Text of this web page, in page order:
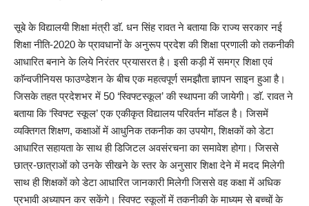
सूबे के विद्यालयी शिक्षा मंत्री डाॅ. धन सिंह रावत ने बताया कि राज्य सरकार नई
शिक्षा नीति-2020 के प्रावधानों के अनुरूप प्रदेश की शिक्षा प्रणाली को तकनीकी
आधारित बनाने के लिये निरंतर प्रयासरत है। इसी कड़ी में समग्र शिक्षा एवं
काॅन्वजीनियस फाउण्डेशन के बीच एक महत्वपूर्ण समझौता ज्ञापन साइन हुआ है।
जिसके तहत प्रदेशभर में 50 ‘स्विफ्टस्कूल’ की स्थापना की जायेगी। डाॅ. रावत ने
बताया कि ‘स्विफ्ट स्कूल’ एक एकीकृत विद्यालय परिवर्तन माॅडल है। जिसमें
व्यक्तिगत शिक्षण, कक्षाओं में आधुनिक तकनीक का उपयोग, शिक्षकों को डेटा
आधारित सहायता के साथ ही डिजिटल अवसंरचना का समावेश होगा। जिससे
छात्र-छात्राओं को उनके सीखने के स्तर के अनुसार शिक्षा देने में मदद मिलेगी
साथ ही शिक्षकों को डेटा आधारित जानकारी मिलेगी जिससे वह कक्षा में अधिक
प्रभावी अध्यापन कर सकेंगे। स्विफ्ट स्कूलों में तकनीकी के माध्यम से बच्चों के